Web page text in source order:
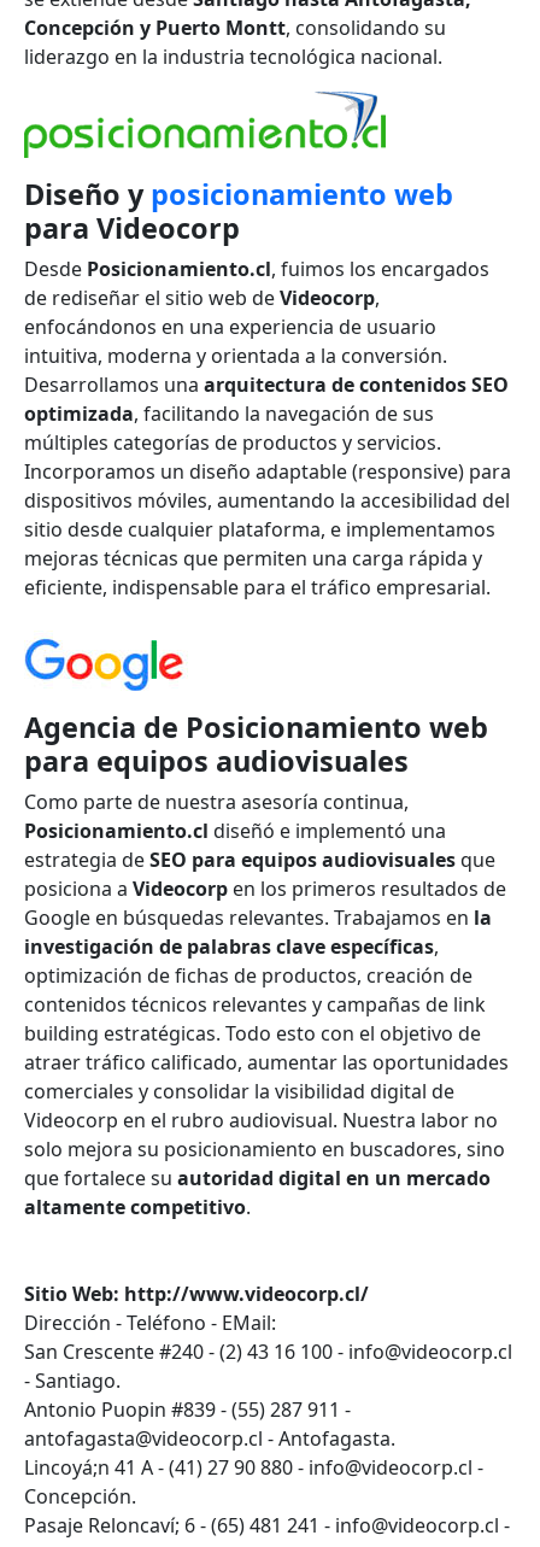
Concepción y Puerto Montt, consolidando su
liderazgo en la industria tecnológica nacional.
Diseño yposicionamiento web
para Videocorp
Desde Posicionamiento.cl, fuimos los encargados
de rediseñar el sitio web deVideocorp,
enfocándonos en una experiencia de usuario
intuitiva, moderna y orientada a la conversión.
Desarrollamos una arquitectura de contenidos SEO
optimizada, facilitando la navegación de sus
múltiples categorías de productos y servicios.
Incorporamos un diseño adaptable (responsive) para
dispositivos móviles, aumentando la accesibilidad del
sitio desde cualquier plataforma, e implementamos
mejoras técnicas que permiten una carga rápida y
eficiente, indispensable para el tráfico empresarial.
Agencia de Posicionamiento web
para equipos audiovisuales
Como parte de nuestra asesoría continua,
Posicionamiento.cl diseñó e implementó una
estrategia deSEO para equipos audiovisualesque
posiciona a Videocorp en los primeros resultados de
Google en búsquedas relevantes. Trabajamos en la
investigación de palabras clave específicas,
optimización de fichas de productos, creación de
contenidos técnicos relevantes y campañas de link
building estratégicas. Todo esto con el objetivo de
atraer tráfico calificado, aumentar las oportunidades
comerciales y consolidar la visibilidad digital de
Videocorp en el rubro audiovisual. Nuestra labor no
solo mejora su posicionamiento en buscadores, sino
que fortalece su autoridad digital en un mercado
altamente competitivo.
Sitio Web: http://www.videocorp.cl/
Dirección - Teléfono - EMail:
San Crescente #240 - (2) 43 16 100 - info@videocorp.cl
- Santiago.
Antonio Puopin #839 - (55) 287 911 -
antofagasta@videocorp.cl - Antofagasta.
Lincoyá;n 41 A - (41) 27 90 880 - info@videocorp.cl -
Concepción.
Pasaje Reloncaví; 6 - (65) 481 241 - info@videocorp.cl -